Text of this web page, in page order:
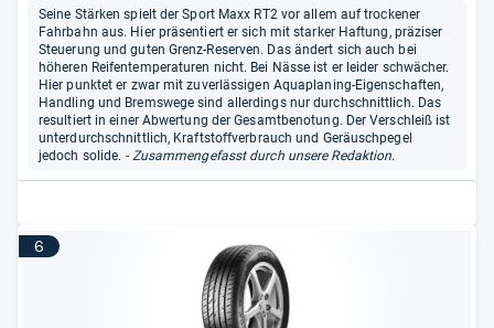
Seine Stärken spielt der Sport Maxx RT2 vor allem auf trockener
Fahrbahn aus. Hier präsentiert er sich mit starker Haftung, präziser
Steuerung und guten Grenz-Reserven. Das ändert sich auch bei
höheren Reifentemperaturen nicht. Bei Nässe ist er leider schwächer.
Hier punktet er zwar mit zuverlässigen Aquaplaning-Eigenschaften,
Handling und Bremswege sind allerdings nur durchschnittlich. Das
resultiert in einer Abwertung der Gesamtbenotung. Der Verschleiß ist
unterdurchschnittlich, Kraftstoffverbrauch und Geräuschpegel
jedoch solide. - Zusammengefasst durch unsere Redaktion.
6